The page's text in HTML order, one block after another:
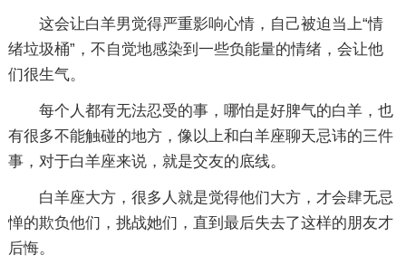
这会让白羊男觉得严重影响心情，自己被迫当上“情
绪垃圾桶”，不自觉地感染到一些负能量的情绪，会让他
们很生气。
每个人都有无法忍受的事，哪怕是好脾气的白羊，也
有很多不能触碰的地方，像以上和白羊座聊天忌讳的三件
事，对于白羊座来说，就是交友的底线。
白羊座大方，很多人就是觉得他们大方，才会肆无忌
惮的欺负他们，挑战她们，直到最后失去了这样的朋友才
后悔。